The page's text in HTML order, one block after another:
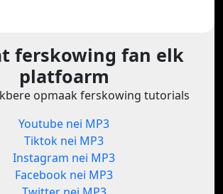
ferskowing fan elk
platfoarm
opmaak ferskowing tutorials
Youtube nei MP3
Tiktok nei MP3
Instagram nei MP3
Facebook nei MP3